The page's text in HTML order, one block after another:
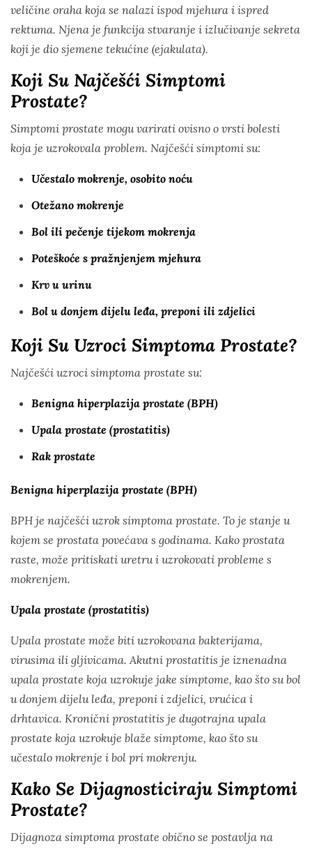
veličine oraha koja se nalazi ispod mjehura i ispred
rektuma. Njena je funkcija stvaranje i izlučivanje sekreta
koji je dio sjemene tekućine (ejakulata).
Koji Su Najčešći Simptomi
Prostate?
Simptomi prostate mogu varirati ovisno o vrsti bolesti
koja je uzrokovala problem. Najčešći simptomi su:
Učestalo mokrenje, osobito noću
Otežano mokrenje
Bol ili pečenje tijekom mokrenja
Poteškoće s pražnjenjem mjehura
Krv u urinu
Bol u donjem dijelu leđa, preponi ili zdjelici
Koji Su Uzroci Simptoma Prostate?
Najčešći uzroci simptoma prostate su:
Benigna hiperplazija prostate (BPH)
Upala prostate (prostatitis)
Rak prostate
Benigna hiperplazija prostate (BPH)
BPH je najčešći uzrok simptoma prostate. To je stanje u
kojem se prostata povećava s godinama. Kako prostata
raste, može pritiskati uretru i uzrokovati probleme s
mokrenjem.
Upala prostate (prostatitis)
Upala prostate može biti uzrokovana bakterijama,
virusima ili gljivicama. Akutni prostatitis je iznenadna
upala prostate koja uzrokuje jake simptome, kao što su bol
u donjem dijelu leđa, preponi i zdjelici, vrućica i
drhtavica. Kronični prostatitis je dugotrajna upala
prostate koja uzrokuje blaže simptome, kao što su
učestalo mokrenje i bol pri mokrenju.
Kako Se Dijagnosticiraju Simptomi
Prostate?
Dijagnoza simptoma prostate obično se postavlja na